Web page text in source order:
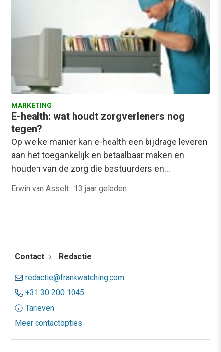
MARKETING
E-health: wat houdt zorgverleners nog
tegen?
Op welke manier kan e-health een bijdrage leveren
aan het toegankelijk en betaalbaar maken en
houden van de zorg die bestuurders en…
Erwin van Asselt · 13 jaar geleden
Contact Redactie
redactie@frankwatching.com
+31 30 200 1045
Tarieven
Meer contactopties